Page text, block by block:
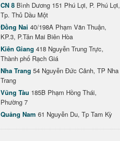
CN 8 Bình Dương 151 Phú Lợi, P. Phú Lợi,
Tp. Thủ Dầu Một
Đồng Nai 40/198A Phạm Văn Thuận,
KP.3, P.Tân Mai Biên Hòa
Kiên Giang 418 Nguyễn Trung Trực,
Thành phố Rạch Giá
Nha Trang 54 Nguyễn Đức Cảnh, TP Nha
Trang
Vũng Tàu 185B Phạm Hồng Thái,
Phường 7
Quảng Nam 61 Nguyễn Du, Tp Tam Kỳ